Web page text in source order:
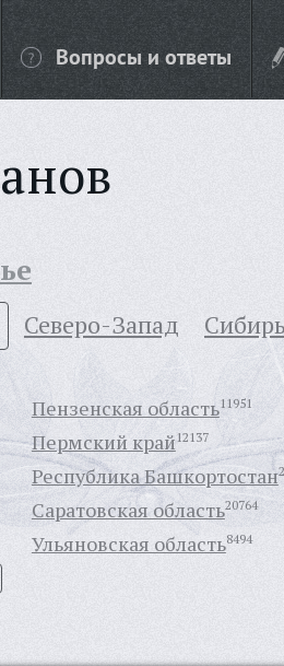
Вопросы и ответы
Северо-Запад Сибирь
Пензенская область11951
Пермский край12137
Республика Башкортостан
Саратовская область20764
Ульяновская область8494